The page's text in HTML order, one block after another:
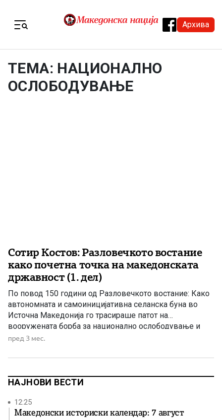
Архива
ТЕМА: НАЦИОНАЛНО
ОСЛОБОДУВАЊЕ
Сотир Костов: Разловечкото востание
како почетна точка на македонската
државност (1. дел)
По повод 150 години од Разловечкото востание: Како
автономната и самоиницијативна селанска буна во
Источна Македонија го трасираше патот на
вооружената борба за национално ослободување и
зацврстување на македонската посебност
пред 3 мес.
НАЈНОВИ ВЕСТИ
12:25
Македонски историски календар: 7 август